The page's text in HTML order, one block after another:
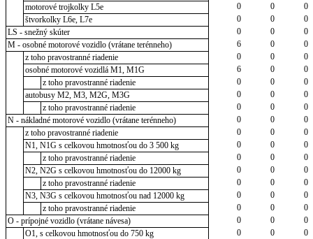
motorové trojkolky L5e
0 0
0
štvorkolky L6e, L7e
0 0
0
LS - snežný skúter
0 0
0
M - osobné motorové vozidlo (vrátane terénneho)
6 0
0
z toho pravostranné riadenie
0 0
0
osobné motorové vozidlá M1, M1G
6 0
0
z toho pravostranné riadenie
0 0
0
autobusy M2, M3, M2G, M3G
0 0
0
z toho pravostranné riadenie
0 0
0
N - nákladné motorové vozidlo (vrátane terénneho)
0 0
0
z toho pravostranné riadenie
0 0
0
N1, N1G s celkovou hmotnosťou do 3 500 kg
0 0
0
z toho pravostranné riadenie
0 0
0
N2, N2G s celkovou hmotnosťou do 12000 kg
0 0
0
z toho pravostranné riadenie
0 0
0
N3, N3G s celkovou hmotnosťou nad 12000 kg
0 0
0
z toho pravostranné riadenie
0 0
0
O - prípojné vozidlo (vrátane návesa)
0 0
0
O1, s celkovou hmotnosťou do 750 kg
0 0
0